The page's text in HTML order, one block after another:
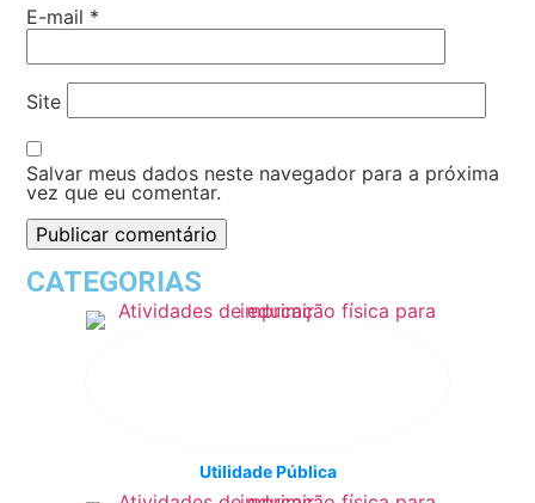
E-mail *
Site
Salvar meus dados neste navegador para a próxima
vez que eu comentar.
CATEGORIAS
Utilidade Pública